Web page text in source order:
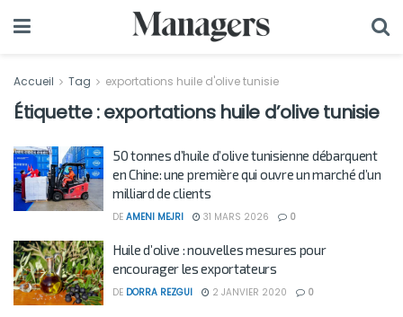
Accueil Tag exportations huile d'olive tunisie
Étiquette :exportations huile d’olive tunisie
50 tonnes d’huile d’olive tunisienne débarquent
en Chine: une première qui ouvre un marché d’un
milliard de clients
DE AMENI MEJRI 31 MARS 2026 0
Huile d’olive : nouvelles mesures pour
encourager les exportateurs
DE DORRA REZGUI 2 JANVIER 2020 0